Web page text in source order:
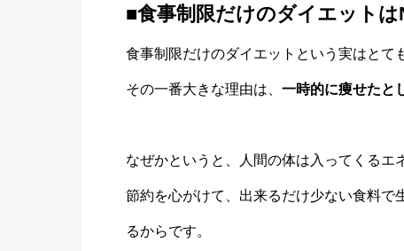
■食事制限だけのダイエットは
食事制限だけのダイエットという実はとて
その一番大きな理由は、 一時的に痩せたと
なぜかというと、人間の体は入ってくる
節約を心がけて、出来るだけ少ない食料で
るからです。